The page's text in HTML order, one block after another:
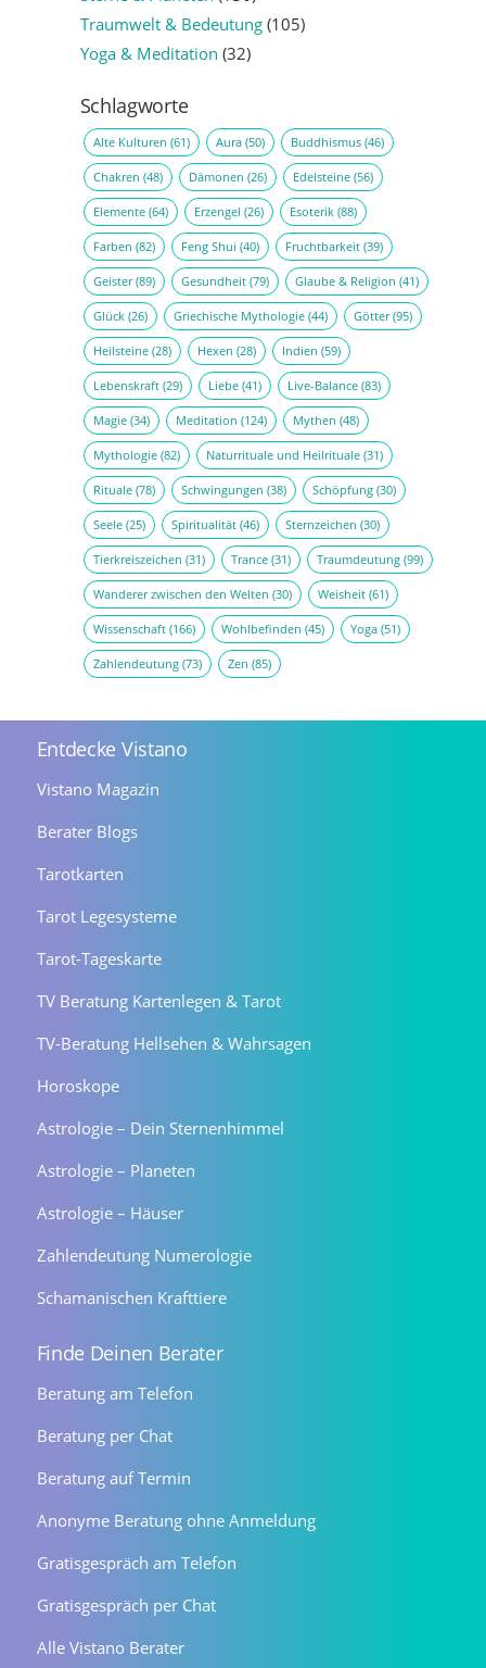
Traumwelt & Bedeutung(105)
Yoga & Meditation (32)
Schlagworte
Alte Kulturen (61) Aura(50) Buddhismus(46)
Chakren (48) Dämonen (26) Edelsteine(56)
Elemente(64) Erzengel (26) Esoterik(88)
Farben (82) Feng Shui (40) Fruchtbarkeit(39)
Geister(89) Gesundheit(79) Glaube & Religion (41)
Glück(26) Griechische Mythologie(44) Götter(95)
Heilsteine(28) Hexen (28) Indien (59)
Lebenskraft(29) Liebe(41) Live-Balance(83)
Magie(34) Meditation (124) Mythen (48)
Mythologie(82) Naturrituale und Heilrituale(31)
Rituale(78) Schwingungen (38) Schöpfung(30)
Seele(25) Spiritualität(46) Sternzeichen (30)
Tierkreiszeichen (31) Trance(31) Traumdeutung(99)
Wanderer zwischen den Welten (30) Weisheit(61)
Wissenschaft(166) Wohlbefinden (45) Yoga(51)
Zahlendeutung(73) Zen (85)
Entdecke Vistano
Vistano Magazin
Berater Blogs
Tarotkarten
Tarot Legesysteme
Tarot-Tageskarte
TV Beratung Kartenlegen & Tarot
TV-Beratung Hellsehen & Wahrsagen
Horoskope
Astrologie – Dein Sternenhimmel
Astrologie – Planeten
Astrologie – Häuser
Zahlendeutung Numerologie
Schamanischen Krafttiere
Finde Deinen Berater
Beratung am Telefon
Beratung per Chat
Beratung auf Termin
Anonyme Beratung ohne Anmeldung
Gratisgespräch am Telefon
Gratisgespräch per Chat
Alle Vistano Berater